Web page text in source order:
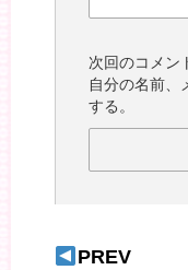
次回のコメン
自分の名前、
する。
PREV